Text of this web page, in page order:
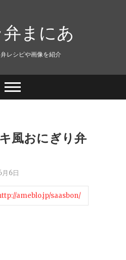
まにあ
レシピや画像を紹介
風おにぎり弁
月6日
ameblo.jp/saasbon/